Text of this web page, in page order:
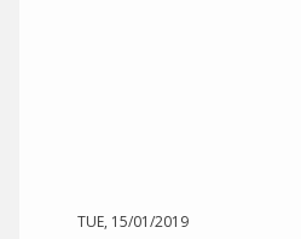
TUE, 15/01/2019